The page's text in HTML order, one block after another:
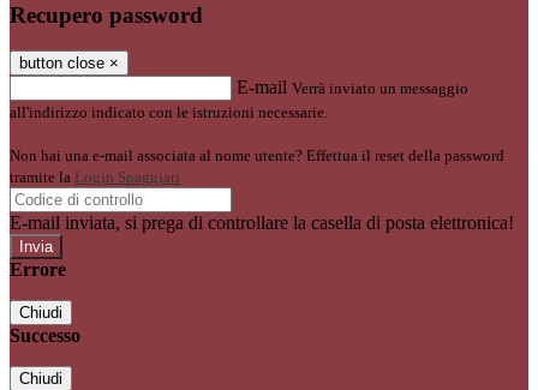
Recupero password
button close ×
E-mail Verrà inviato un messaggio
all'indirizzo indicato con le istruzioni necessarie.
Non hai una e-mail associata al nome utente? Effettua il reset della password
tramite la Login Spaggiari
E-mail inviata, si prega di controllare la casella di posta elettronica!
Errore
Chiudi
Successo
Chiudi